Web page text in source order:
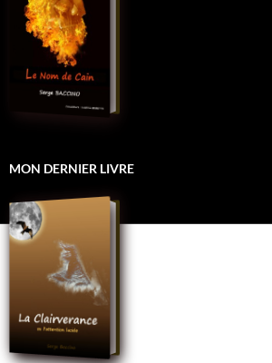
MON DERNIER LIVRE